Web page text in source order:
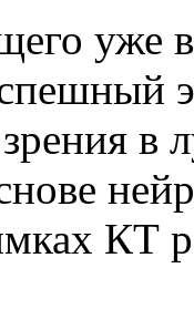
уже
в
КТ